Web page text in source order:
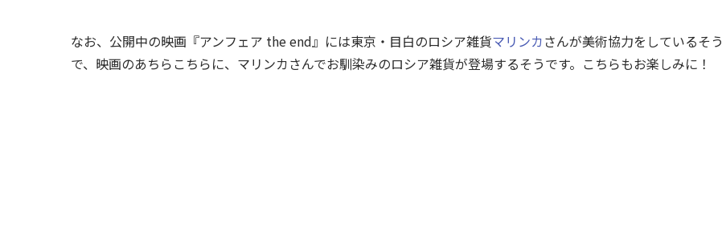
なお、公開中の映画『アンフェア the end』には東京・目白のロシア雑貨マリンカさんが美術協力をしているそう
で、映画のあちらこちらに、マリンカさんでお馴染みのロシア雑貨が登場するそうです。こちらもお楽しみに！